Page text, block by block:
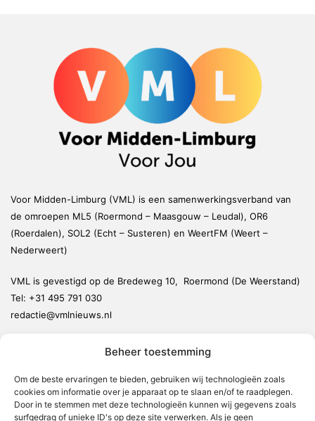
Beheer toestemming
Om de beste ervaringen te bieden, gebruiken wij technologieën zoals
cookies om informatie over je apparaat op te slaan en/of te raadplegen.
Door in te stemmen met deze technologieën kunnen wij gegevens zoals
surfgedrag of unieke ID's op deze site verwerken. Als je geen
Voor Midden-Limburg (VML) is een samenwerkingsverband van
de omroepen ML5 (Roermond – Maasgouw – Leudal), OR6
(Roerdalen), SOL2 (Echt – Susteren) en WeertFM (Weert –
Nederweert)
VML is gevestigd op de Bredeweg 10, Roermond (De Weerstand)
Tel: +31 495 791 030
redactie@vmlnieuws.nl
Nederweert
Leudal
Maasgouw